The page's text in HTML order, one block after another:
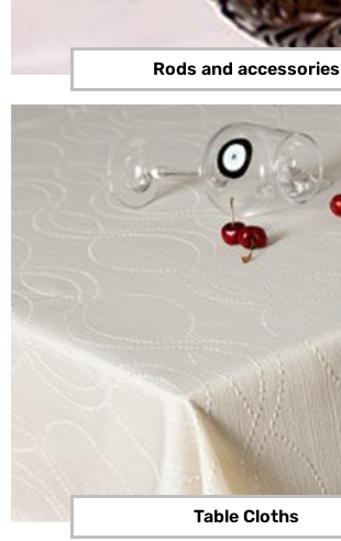
Rods and accessories
Table Cloths